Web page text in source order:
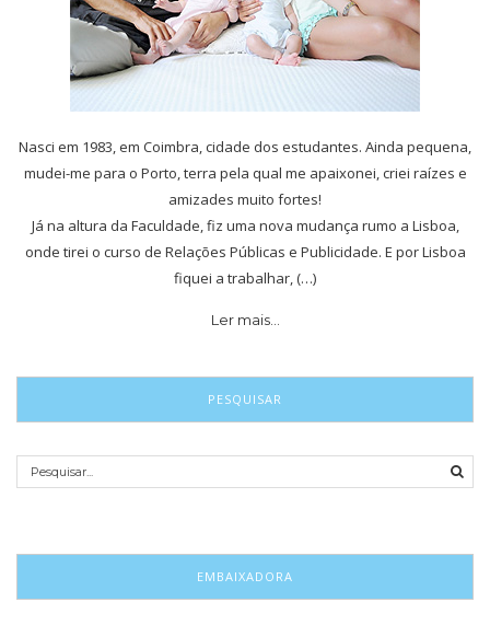
Nasci em 1983, em Coimbra, cidade dos estudantes. Ainda pequena,
mudei-me para o Porto, terra pela qual me apaixonei, criei raízes e
amizades muito fortes!
Já na altura da Faculdade, fiz uma nova mudança rumo a Lisboa,
onde tirei o curso de Relações Públicas e Publicidade. E por Lisboa
fiquei a trabalhar, (…)
Ler mais…
PESQUISAR
EMBAIXADORA